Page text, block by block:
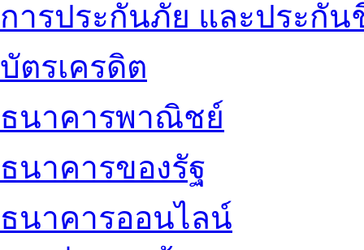
การประกันภัย และประกัน
บัตรเครดิต
ธนาคารพาณิชย์
ธนาคารของรัฐ
ธนาคารออนไลน์